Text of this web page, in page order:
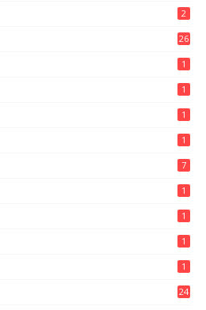
2
26
1
1
1
1
7
1
1
1
1
24